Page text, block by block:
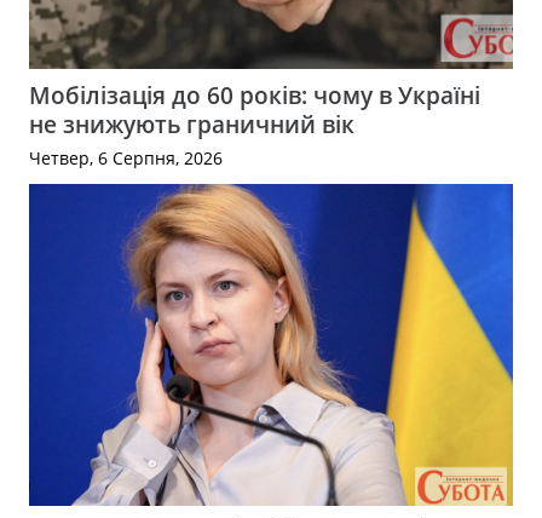
Мобілізація до 60 років: чому в Україні
не знижують граничний вік
Четвер, 6 Серпня, 2026